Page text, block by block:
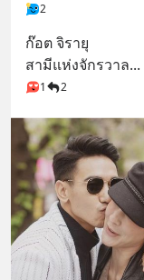
2
ก๊อต จิรายุ
สามีแห่งจักรวาล...
1 2